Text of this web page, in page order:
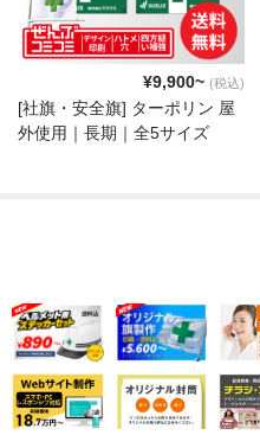
¥9,900~(税込)
[社旗・安全旗] ターポリン 屋
外使用｜長期｜全5サイズ